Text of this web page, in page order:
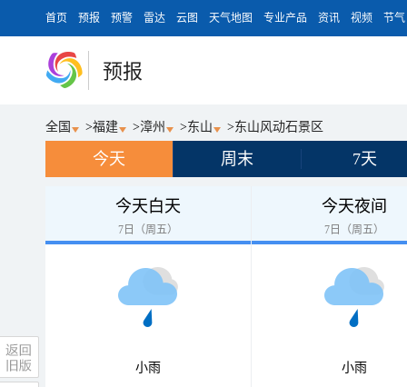
首页 预报 预警 雷达 云图 天气地图 专业产品 资讯 视频 节气
预报
全国 >福建 >漳州 >东山 >东山风动石景区
今天 周末 7天
今天白天
7日（周五）
小雨
今天夜间
7日（周五）
小雨